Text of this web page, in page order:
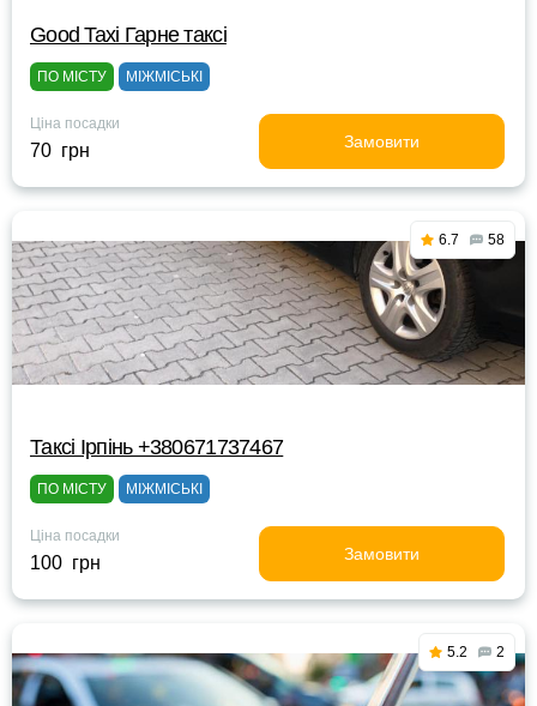
Good Taxi Гарне таксi
ПО МІСТУ МІЖМІСЬКІ
Ціна посадки
70 грн Замовити
6.7 58
Таксі Ірпінь +380671737467
ПО МІСТУ МІЖМІСЬКІ
Ціна посадки
100 грн Замовити
5.2 2